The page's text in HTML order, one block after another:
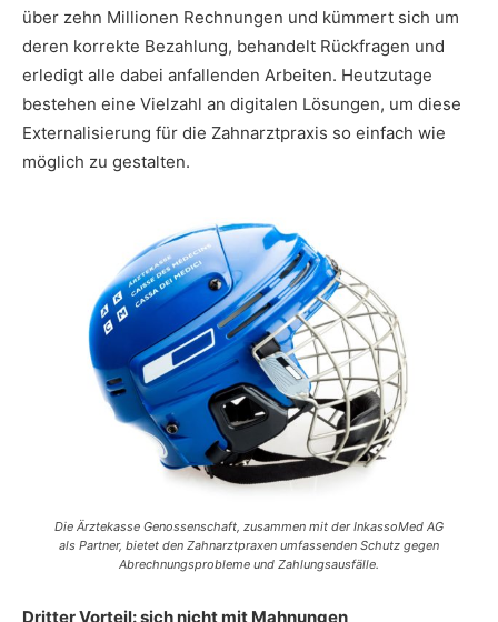
über zehn Millionen Rechnungen und kümmert sich um
deren korrekte Bezahlung, behandelt Rückfragen und
erledigt alle dabei anfallenden Arbeiten. Heutzutage
bestehen eine Vielzahl an digitalen Lösungen, um diese
Externalisierung für die Zahnarztpraxis so einfach wie
möglich zu gestalten.
Die Ärztekasse Genossenschaft, zusammen mit der InkassoMed AG
als Partner, bietet den Zahnarztpraxen umfassenden Schutz gegen
Abrechnungsprobleme und Zahlungsausfälle.
Dritter Vorteil: sich nicht mit Mahnungen